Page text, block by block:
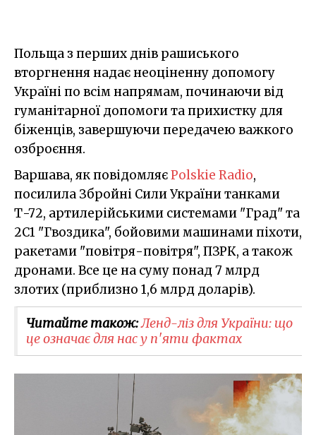
Польща з перших днів рашиського
вторгнення надає неоціненну допомогу
Україні по всім напрямам, починаючи від
гуманітарної допомоги та прихистку для
біженців, завершуючи передачею важкого
озброєння.
Варшава, як повідомляєPolskie Radio,
посилила Збройні Сили України танками
Т-72, артилерійськими системами "Град" та
2С1 "Гвоздика", бойовими машинами піхоти,
ракетами "повітря-повітря", ПЗРК, а також
дронами. Все це на суму понад 7 млрд
злотих (приблизно 1,6 млрд доларів).
Читайте також:Ленд-ліз для України: що
це означає для нас у п'яти фактах